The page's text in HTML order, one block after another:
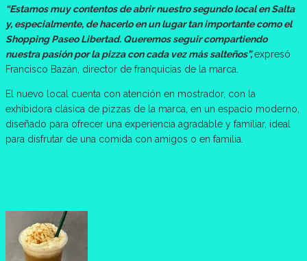
“Estamos muy contentos de abrir nuestro segundo local en Salta
y, especialmente, de hacerlo en un lugar tan importante como el
Shopping Paseo Libertad. Queremos seguir compartiendo
nuestra pasión por la pizza con cada vez más salteños”,expresó
Francisco Bazán, director de franquicias de la marca.
El nuevo local cuenta con atención en mostrador, con la
exhibidora clásica de pizzas de la marca, en un espacio moderno,
diseñado para ofrecer una experiencia agradable y familiar, ideal
para disfrutar de una comida con amigos o en familia.